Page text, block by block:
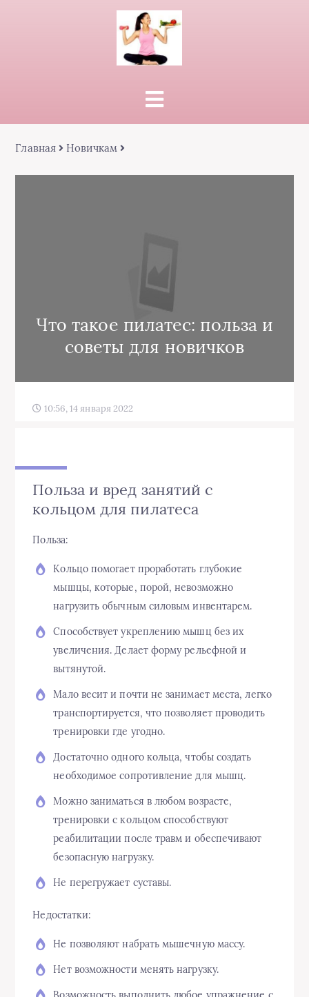
Главная Новичкам
Что такое пилатес: польза и
советы для новичков
10:56, 14 января 2022
Польза и вред занятий с
кольцом для пилатеса
Польза:
Кольцо помогает проработать глубокие
мышцы, которые, порой, невозможно
нагрузить обычным силовым инвентарем.
Способствует укреплению мышц без их
увеличения. Делает форму рельефной и
вытянутой.
Мало весит и почти не занимает места, легко
транспортируется, что позволяет проводить
тренировки где угодно.
Достаточно одного кольца, чтобы создать
необходимое сопротивление для мышц.
Можно заниматься в любом возрасте,
тренировки с кольцом способствуют
реабилитации после травм и обеспечивают
безопасную нагрузку.
Не перегружает суставы.
Недостатки:
Не позволяют набрать мышечную массу.
Нет возможности менять нагрузку.